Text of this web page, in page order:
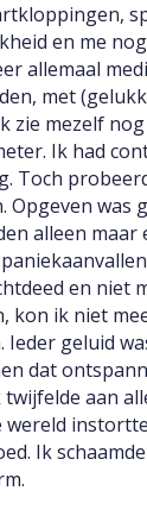
en me
allemaal
met
zie mezelf
Ik had
Toch
Opgeven was
alleen maar
en niet
kon ik niet
geluid
dat
aan
wereld
Ik